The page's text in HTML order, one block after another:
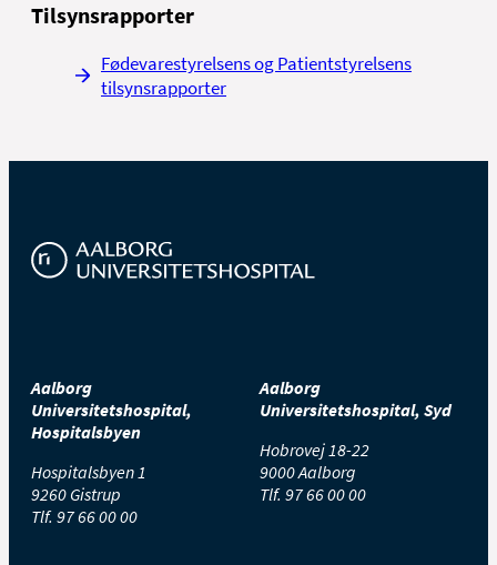
Tilsynsrapporter
Fødevarestyrelsens og Patientstyrelsens
tilsynsrapporter
Aalborg
Universitetshospital,
Hospitalsbyen
Hospitalsbyen 1
9260 Gistrup
Tlf. 97 66 00 00
Aalborg
Universitetshospital, Syd
Hobrovej 18-22
9000 Aalborg
Tlf. 97 66 00 00